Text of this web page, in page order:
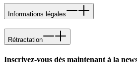
Informations légales
Rétractation
Inscrivez-vous dès maintenant à la